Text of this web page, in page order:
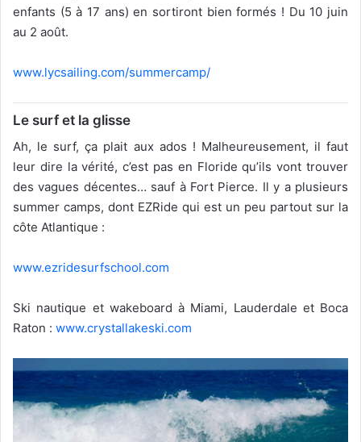
enfants (5 à 17 ans) en sortiront bien formés ! Du 10 juin
au 2 août.
www.lycsailing.com/summercamp/
Le surf et la glisse
Ah, le surf, ça plait aux ados ! Malheureusement, il faut
leur dire la vérité, c’est pas en Floride qu’ils vont trouver
des vagues décentes… sauf à Fort Pierce. Il y a plusieurs
summer camps, dont EZRide qui est un peu partout sur la
côte Atlantique :
www.ezridesurfschool.com
Ski nautique et wakeboard à Miami, Lauderdale et Boca
Raton : www.crystallakeski.com